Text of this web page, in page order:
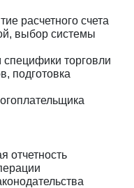
расчетного счета
выбор системы
специфики торговли
подготовка
отчетность